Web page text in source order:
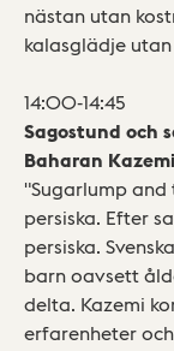
nästan utan
kalasglädje
14:00-14:45
Sagostund och
Baharan Kazemi
"Sugarlump
persiska. Efter
persiska.
barn oavsett
delta. Kazemi
erfarenheter